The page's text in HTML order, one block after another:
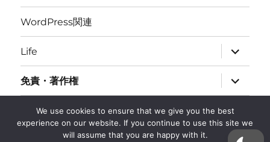
menu
WordPress関連
Life
expand
child
menu
免責・著作権
expand
child
menu
BLOGWe use cookies to ensure that we give you the best
experience on our website. If you continue to use this site we
will assume that you are happy with it.